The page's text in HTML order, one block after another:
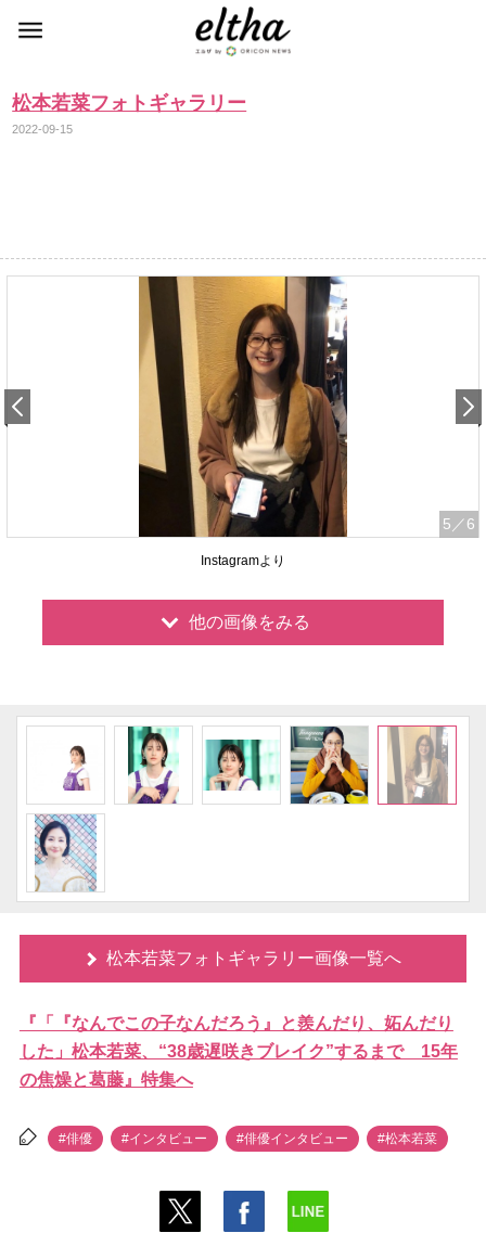
松本若菜フォトギャラリー
2022-09-15
5 ／6
Instagramより
他の画像をみる
松本若菜フォトギャラリー画像一覧へ
『「『なんでこの子なんだろう』と羨んだり、妬んだり
した」松本若菜、“38歳遅咲きブレイク”するまで 15年
の焦燥と葛藤』特集へ
#俳優 #インタビュー #俳優インタビュー #松本若菜